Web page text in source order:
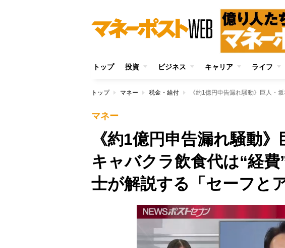
トップ 投資 ビジネス キャリア ライフ
トップ マネー 税金・給付
マネー
《約1億円申告漏れ騒動
キャバクラ飲食代は“経
士が解説する「セーフと